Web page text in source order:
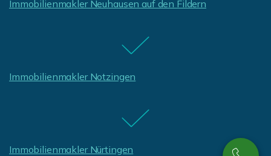
Immobilienmakler Neuhausen auf den Fildern
Immobilienmakler Notzingen
Immobilienmakler Nürtingen